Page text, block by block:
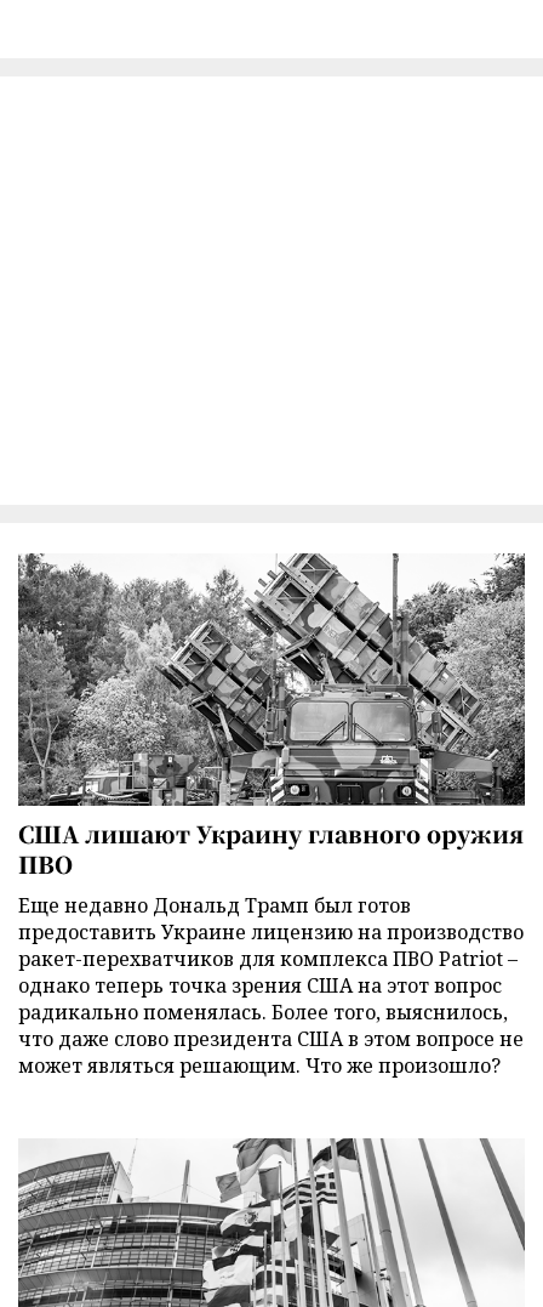
США лишают Украину главного оружия
ПВО
Еще недавно Дональд Трамп был готов
предоставить Украине лицензию на производство
ракет-перехватчиков для комплекса ПВО Patriot –
однако теперь точка зрения США на этот вопрос
радикально поменялась. Более того, выяснилось,
что даже слово президента США в этом вопросе не
может являться решающим. Что же произошло?